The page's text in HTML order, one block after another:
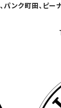
ンク町田、ピー